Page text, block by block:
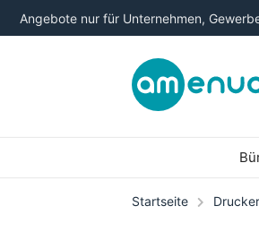
Angebote nur für Unternehmen,
Startseite